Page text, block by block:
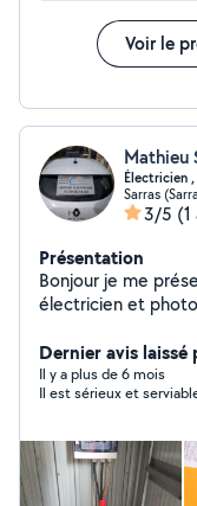
Voir le
Électricien
Sarras
3/5 (1
Présentation
Bonjour je me présente
électricien et photovoltaïque. J'ai
en proposant des
m'engage à
meilleur devis
Dernier avis
Il y a plus de 6 mois
Il est sérieux et